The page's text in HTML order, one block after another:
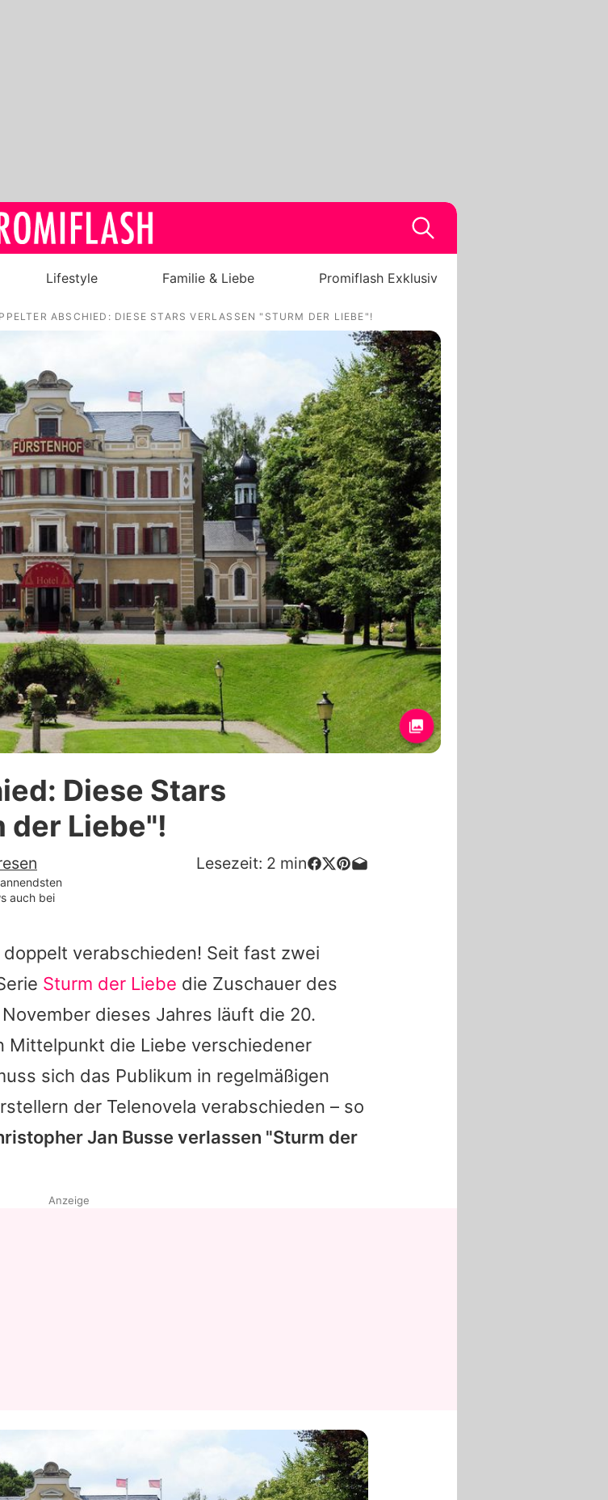
Royals
Filme & Serien
Lifestyle
Familie & Liebe
Promiflash Exklusiv
Themen auf Promiflash
Jobs
App runterladen
Team
Richtlinien
Impressum
Utiq verwalten
Lifestyle Familie & Liebe Promiflash Exklusiv
ABSCHIED: DIESE STARS VERLASSEN "STURM DER LIEBE"!
Diese Stars
der Liebe"!
Lesezeit: 2 min
auch bei
verabschieden! Seit fast zwei
Sturm der Liebe die Zuschauer des
dieses Jahres läuft die 20.
Mittelpunkt die Liebe verschiedener
sich das Publikum in regelmäßigen
der Telenovela verabschieden – so
Jan Busse verlassen "Sturm der
Anzeige